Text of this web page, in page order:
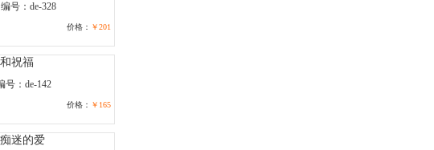
编号：de-328
价格： ￥201
号：de-142
价格： ￥165